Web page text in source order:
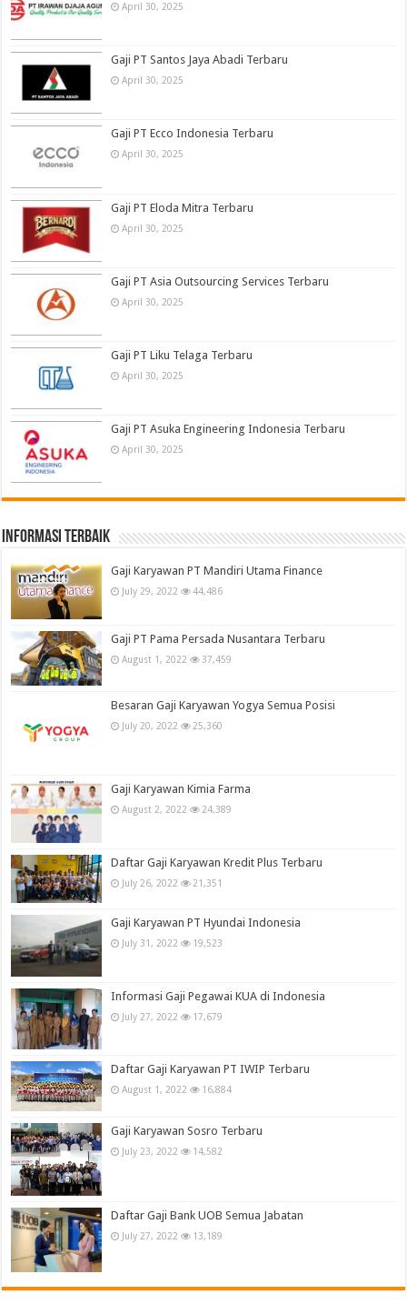
April 30, 2025
Gaji PT Santos Jaya Abadi Terbaru
April 30, 2025
Gaji PT Ecco Indonesia Terbaru
April 30, 2025
Gaji PT Eloda Mitra Terbaru
April 30, 2025
Gaji PT Asia Outsourcing Services Terbaru
April 30, 2025
Gaji PT Liku Telaga Terbaru
April 30, 2025
Gaji PT Asuka Engineering Indonesia Terbaru
April 30, 2025
informasi terbaik
Gaji Karyawan PT Mandiri Utama Finance
July 29, 2022 44,486
Gaji PT Pama Persada Nusantara Terbaru
August 1, 2022 37,459
Besaran Gaji Karyawan Yogya Semua Posisi
July 20, 2022 25,360
Gaji Karyawan Kimia Farma
August 2, 2022 24,389
Daftar Gaji Karyawan Kredit Plus Terbaru
July 26, 2022 21,351
Gaji Karyawan PT Hyundai Indonesia
July 31, 2022 19,523
Informasi Gaji Pegawai KUA di Indonesia
July 27, 2022 17,679
Daftar Gaji Karyawan PT IWIP Terbaru
August 1, 2022 16,884
Gaji Karyawan Sosro Terbaru
July 23, 2022 14,582
Daftar Gaji Bank UOB Semua Jabatan
July 27, 2022 13,189